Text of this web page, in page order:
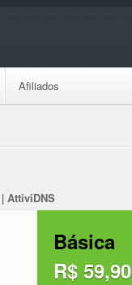
Afiliados
| AttiviDNS
Básica
R$ 59,90